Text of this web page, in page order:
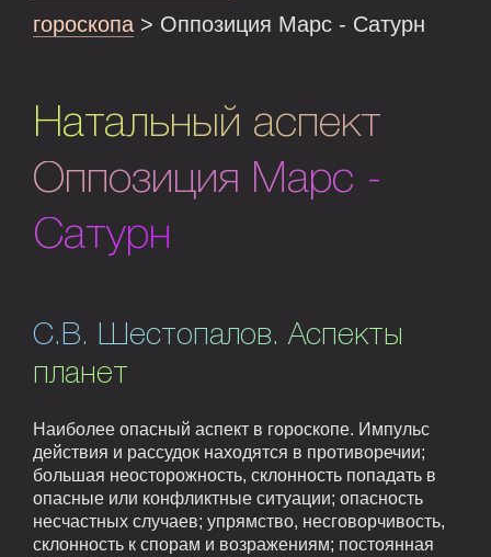
гороскопа > Оппозиция Марс - Сатурн
Натальный аспект
Оппозиция Марс -
Сатурн
С.В. Шестопалов. Аспекты
планет
Наиболее опасный аспект в гороскопе. Импульс
действия и рассудок находятся в противоречии;
большая неосторожность, склонность попадать в
опасные или конфликтные ситуации; опасность
несчастных случаев; упрямство, несговорчивость,
склонность к спорам и возражениям; постоянная